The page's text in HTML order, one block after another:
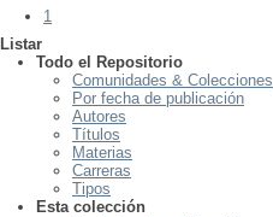
1
Listar
Todo el Repositorio
Comunidades & Colecciones
Por fecha de publicación
Autores
Títulos
Materias
Carreras
Tipos
Esta colección